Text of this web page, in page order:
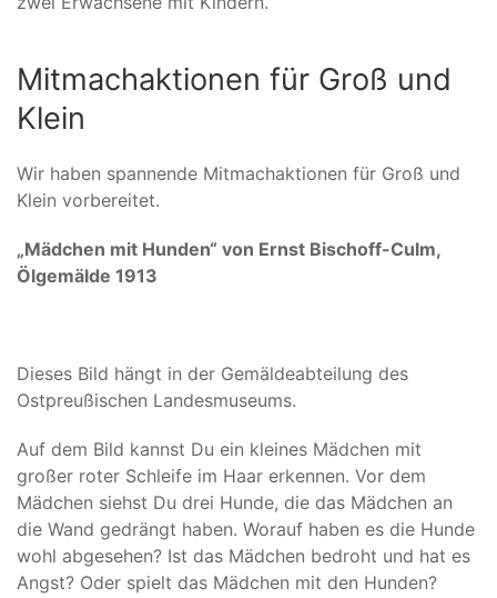
Mitmachaktionen für Groß und
Klein
Wir haben spannende Mitmachaktionen für Groß und
Klein vorbereitet.
„Mädchen mit Hunden“ von Ernst Bischoff-Culm,
Ölgemälde 1913
Dieses Bild hängt in der Gemäldeabteilung des
Ostpreußischen Landesmuseums.
Auf dem Bild kannst Du ein kleines Mädchen mit
großer roter Schleife im Haar erkennen. Vor dem
Mädchen siehst Du drei Hunde, die das Mädchen an
die Wand gedrängt haben. Worauf haben es die Hunde
wohl abgesehen? Ist das Mädchen bedroht und hat es
Angst? Oder spielt das Mädchen mit den Hunden?